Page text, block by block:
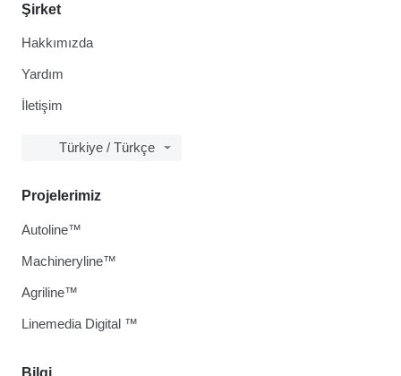
Şirket
Hakkımızda
Yardım
İletişim
Türkiye / Türkçe
Bilgi
Projelerimiz
Autoline™
Machineryline™
Agriline™
Linemedia Digital ™